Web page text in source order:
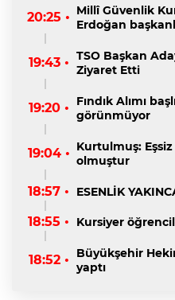
20:25 • Millî Güvenlik
Erdoğan
19:43 • TSO Başkan
Ziyaret Etti
19:20 •
Fındık Alımı
görünmüyor
19:04 • Kurtulmuş:
olmuştur
18:57 • ESENLİK
18:55 • Kursiyer
18:52 •
Büyükşehir
yaptı